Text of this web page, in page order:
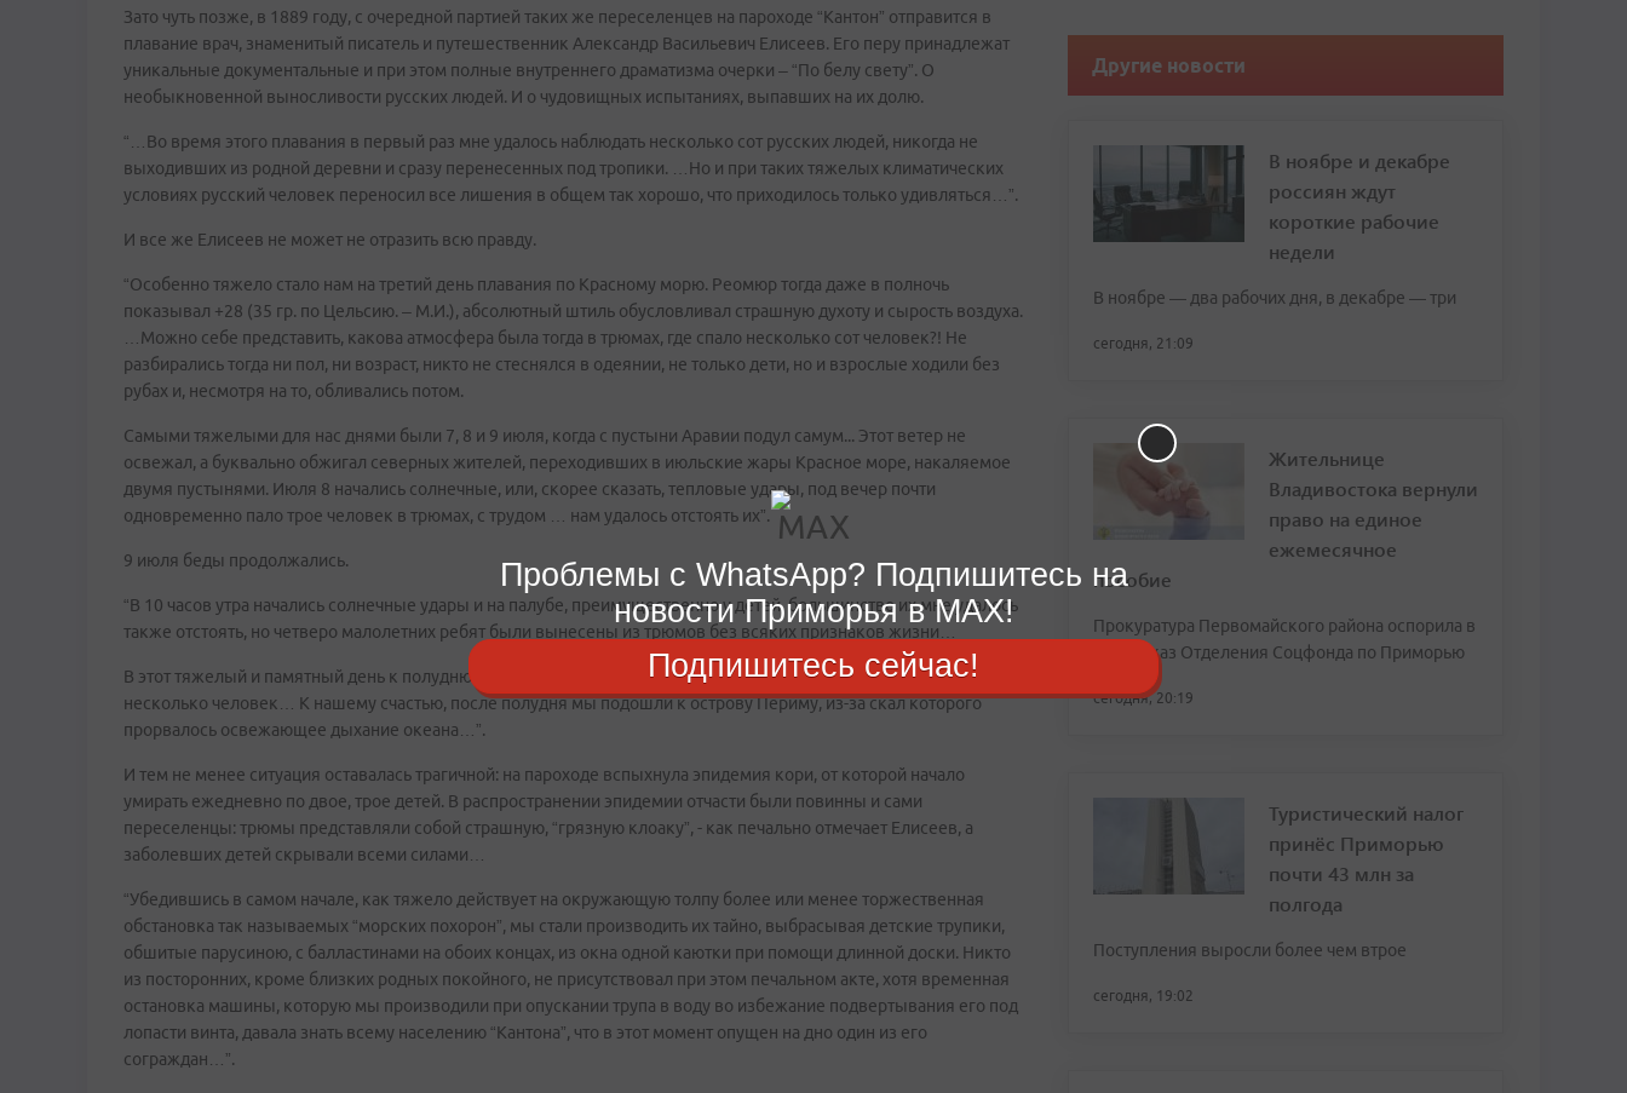
Зато чуть позже, в 1889 году, с очередной партией таких же переселенцев на пароходе “Кантон” отправится в
плавание врач, знаменитый писатель и путешественник Александр Васильевич Елисеев. Его перу принадлежат
уникальные документальные и при этом полные внутреннего драматизма очерки – “По белу свету”. О
необыкновенной выносливости русских людей. И о чудовищных испытаниях, выпавших на их долю.
“…Во время этого плавания в первый раз мне удалось наблюдать несколько сот русских людей, никогда не
выходивших из родной деревни и сразу перенесенных под тропики. …Но и при таких тяжелых климатических
условиях русский человек переносил все лишения в общем так хорошо, что приходилось только удивляться…”.
И все же Елисеев не может не отразить всю правду.
“Особенно тяжело стало нам на третий день плавания по Красному морю. Реомюр тогда даже в полночь
показывал +28 (35 гр. по Цельсию. – М.И.), абсолютный штиль обусловливал страшную духоту и сырость воздуха.
…Можно себе представить, какова атмосфера была тогда в трюмах, где спало несколько сот человек?! Не
разбирались тогда ни пол, ни возраст, никто не стеснялся в одеянии, не только дети, но и взрослые ходили без
рубах и, несмотря на то, обливались потом.
Самыми тяжелыми для нас днями были 7, 8 и 9 июля, когда с пустыни Аравии подул самум... Этот ветер не
освежал, а буквально обжигал северных жителей, переходивших в июльские жары Красное море, накаляемое
двумя пустынями. Июля 8 начались солнечные, или, скорее сказать, тепловые удары, под вечер почти
одновременно пало трое человек в трюмах, с трудом … нам удалось отстоять их”.
9 июля беды продолжались.
“В 10 часов утра начались солнечные удары и на палубе, преимущественно у детей, большинство их мне удалось
также отстоять, но четверо малолетних ребят были вынесены из трюмов без всяких признаков жизни…
В этот тяжелый и памятный день к полудню у нас было пять смертных случаев, и я готовился потерять еще
несколько человек… К нашему счастью, после полудня мы подошли к острову Периму, из-за скал которого
прорвалось освежающее дыхание океана…”.
И тем не менее ситуация оставалась трагичной: на пароходе вспыхнула эпидемия кори, от которой начало
умирать ежедневно по двое, трое детей. В распространении эпидемии отчасти были повинны и сами
переселенцы: трюмы представляли собой страшную, “грязную клоаку”, - как печально отмечает Елисеев, а
заболевших детей скрывали всеми силами…
“Убедившись в самом начале, как тяжело действует на окружающую толпу более или менее торжественная
обстановка так называемых “морских похорон”, мы стали производить их тайно, выбрасывая детские трупики,
обшитые парусиною, с балластинами на обоих концах, из окна одной каютки при помощи длинной доски. Никто
из посторонних, кроме близких родных покойного, не присутствовал при этом печальном акте, хотя временная
остановка машины, которую мы производили при опускании трупа в воду во избежание подвертывания его под
лопасти винта, давала знать всему населению “Кантона”, что в этот момент опущен на дно один из его
сограждан…”.
Другие новости
В ноябре и декабре
россиян ждут
короткие рабочие
недели
В ноябре — два рабочих дня, в декабре — три
сегодня, 21:09
Жительнице
Владивостока вернули
право на единое
ежемесячное
пособие
Прокуратура Первомайского района оспорила в
суде отказ Отделения Соцфонда по Приморью
сегодня, 20:19
Туристический налог
принёс Приморью
почти 43 млн за
полгода
Поступления выросли более чем втрое
сегодня, 19:02
Проблемы с WhatsApp? Подпишитесь на
новости Приморья в MAX!
Подпишитесь сейчас!